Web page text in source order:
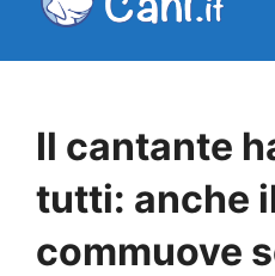
Il cantante
tutti: anche
commuove